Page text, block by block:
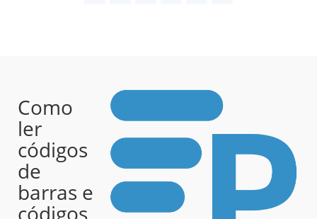
Como
ler
códigos
de
barras e
códigos